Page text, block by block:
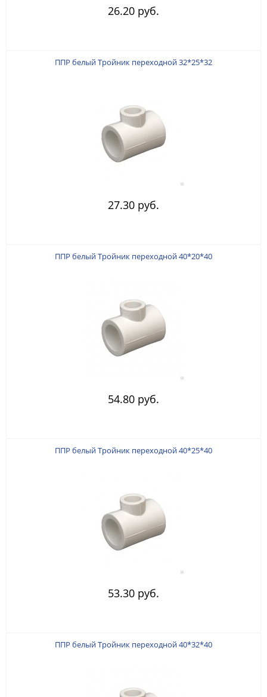
26.20 руб.
ППР белый Тройник переходной 32*25*32
27.30 руб.
ППР белый Тройник переходной 40*20*40
54.80 руб.
ППР белый Тройник переходной 40*25*40
53.30 руб.
ППР белый Тройник переходной 40*32*40